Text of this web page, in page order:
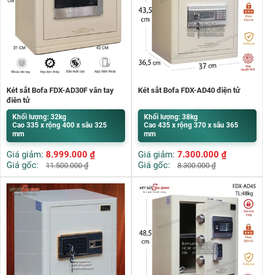
Két sắt Bofa FDX-AD30F vân tay
điện tử
Khối lượng: 32kg
Cao 335 x rộng 400 x sâu 325
mm
Giá giảm: 8.999.000 ₫
Giá gốc:
11.500.000₫
Két sắt Bofa FDX-AD40 điện tử
Khối lượng: 38kg
Cao 435 x rộng 370 x sâu 365
mm
Giá giảm: 7.300.000 ₫
Giá gốc:
8.300.000₫